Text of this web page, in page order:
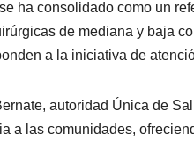
ha consolidado como un
de mediana y baja
a la iniciativa de
autoridad Única de
a las comunidades,